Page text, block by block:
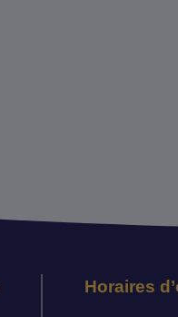
Horaires